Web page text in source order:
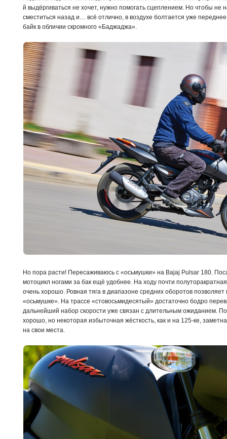
й выдёргиваться не хочет, нужно помогать сцеплением. Но чтобы не
сместиться назад и… всё отлично, в воздухе болтается уже
байк в обличии скромного «Баджаджа».
Но пора расти! Пересаживаюсь с «осьмушки» на Bajaj Pulsar 180.
мотоцикл ногами за бак ещё удобнее. На ходу почти
очень хорошо. Ровная тяга в диапазоне средних оборотов позволяет
«осьмушке». На трассе «стовосьмидесятый» достаточно бодро
дальнейший набор скорости уже связан с длительным ожиданием.
хорошо, но некоторая избыточная жёсткость, как и на 125-ке,
на свои места.